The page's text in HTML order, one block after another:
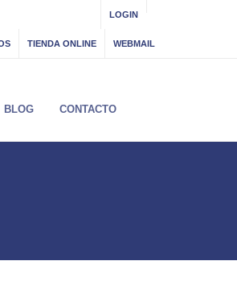
LOGIN
TIENDA ONLINE WEBMAIL
BLOG CONTACTO